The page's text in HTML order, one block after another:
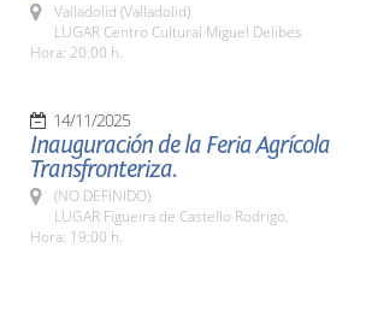
Valladolid (Valladolid)
LUGAR Centro Cultural Miguel Delibes
Hora: 20:00 h.
14/11/2025
Inauguración de la Feria Agrícola
Transfronteriza.
(NO DEFINIDO)
LUGAR Figueira de Castello Rodrigo.
Hora: 19:00 h.